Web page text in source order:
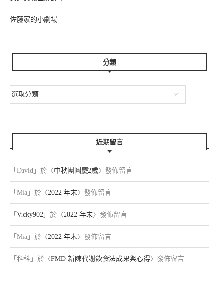
佐藤家的小劇場
分類
近期留言
「 David 」於〈中秋團圓慶2歲〉發佈留言
「 Mia 」於〈2022 年末〉發佈留言
「 Vicky902 」於〈2022 年末〉發佈留言
「 Mia 」於〈2022 年末〉發佈留言
「 科科 」於〈FMD-新陳代謝飲食法成果與心得〉發佈留言